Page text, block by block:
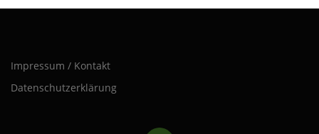
Impressum / Kontakt
Datenschutzerklärung